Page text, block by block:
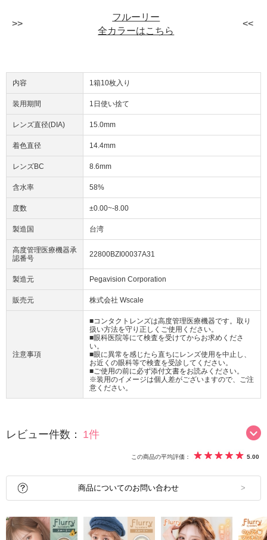
フルーリー
全カラーはこちら
内容 1箱10枚入り
装用期間 1日使い捨て
レンズ直径(DIA) 15.0mm
着色直径 14.4mm
レンズBC 8.6mm
含水率 58%
度数 ±0.00~-8.00
製造国 台湾
高度管理医療機器承
認番号
22800BZI00037A31
製造元 Pegavision Corporation
販売元 株式会社 Wscale
注意事項
■コンタクトレンズは高度管理医療機器です。取り
扱い方法を守り正しくご使用ください。
■眼科医院等にて検査を受けてからお求めくださ
い。
■眼に異常を感じたら直ちにレンズ使用を中止し、
お近くの眼科等で検査を受診してください。
■ご使用の前に必ず添付文書をお読みください。
※装用のイメージは個人差がございますので、ご注
意ください。
レビュー件数： 1件
この商品の平均評価： 5.00
商品についてのお問い合わせ